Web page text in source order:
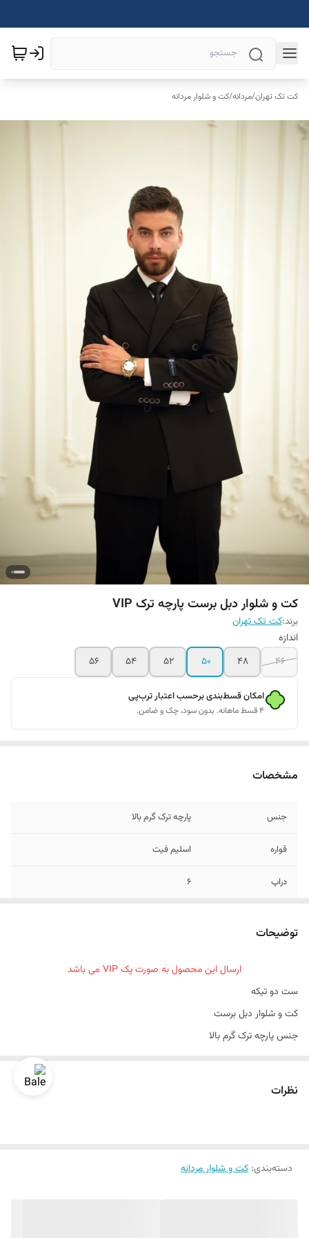
کت تک تهران/مردانه/کت و شلوار مردانه
کت و شلوار دبل برست پارچه ترک VIP
برند:کت تک تهران
اندازه
۴۶
۴۸ ۵۰ ۵۲ ۵۴ ۵۶
امکان قسط‌بندی برحسب اعتبار ترب‌پی
۴ قسط ماهانه. بدون سود، چک و ضامن.
مشخصات
جنس پارچه ترک گرم بالا
قواره اسلیم فیت
دراپ ۶
مشکی
جلیقه
توضیحات
ارسال این محصول به صورت پک VIP می باشد
ست دو تیکه
کت و شلوار دبل برست
جنس پارچه ترک گرم بالا
رنگبندی داره
نظرات
دسته‌بندی: کت و شلوار مردانه